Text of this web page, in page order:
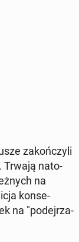
za­koń­czy­li
Trwają na­to­
na
kon­se­
na "po­dej­rza­